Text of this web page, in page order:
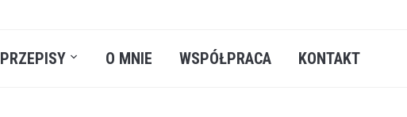
PRZEPISY O MNIE WSPÓŁPRACA KONTAKT